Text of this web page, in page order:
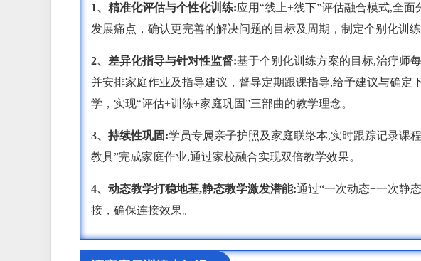
1、精准化评估与个性化训练:应用“线上+线下”评估融合模式,全
发展痛点，确认更完善的解决问题的目标及周期，制定个别化训练
2、差异化指导与针对性监督:基于个别化训练方案的目标,治疗师
并安排家庭作业及指导建议，督导定期跟课指导,给予建议与确定
学，实现“评估+训练+家庭巩固”三部曲的教学理念。
3、持续性巩固:学员专属亲子护照及家庭联络本,实时跟踪记录课
教具”完成家庭作业,通过家校融合实现双倍教学效果。
4、动态教学打稳地基,静态教学激发潜能:通过“一次动态+一次静
接，确保连接效果。